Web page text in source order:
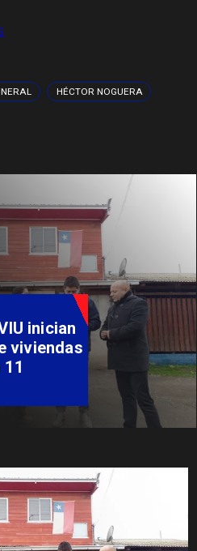
HÉCTOR NOGUERA
apoyo a
Corto